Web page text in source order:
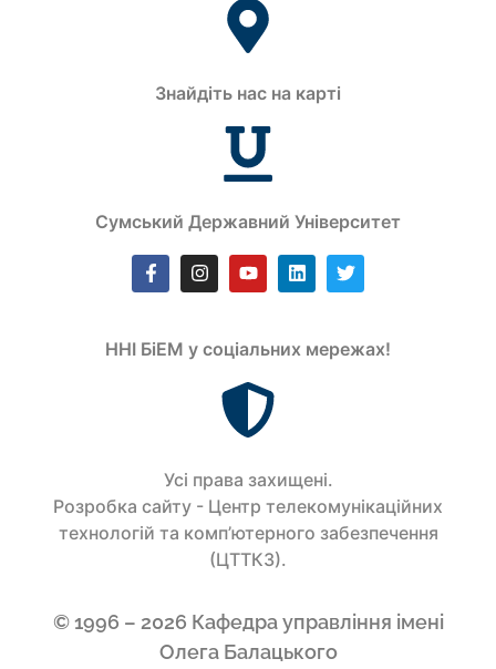
Знайдіть нас на карті
Сумський Державний Університет
ННІ БіЕМ у соціальних мережах!
Усi права захищенi.
Розробка сайту - Центр телекомунікаційних
технологій та комп’ютерного забезпечення
(ЦТТКЗ).
© 1996 – 2026 Кафедра управління імені
Олега Балацького